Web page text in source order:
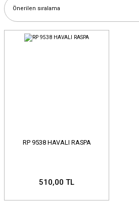
RP 9538 HAVALI RASPA
510,00 TL